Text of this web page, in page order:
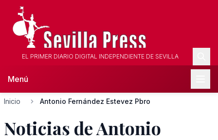
EL PRIMER DIARIO DIGITAL INDEPENDIENTE DE SEVILLA
Menú
Inicio Antonio Fernández Estevez Pbro
Noticias de Antonio